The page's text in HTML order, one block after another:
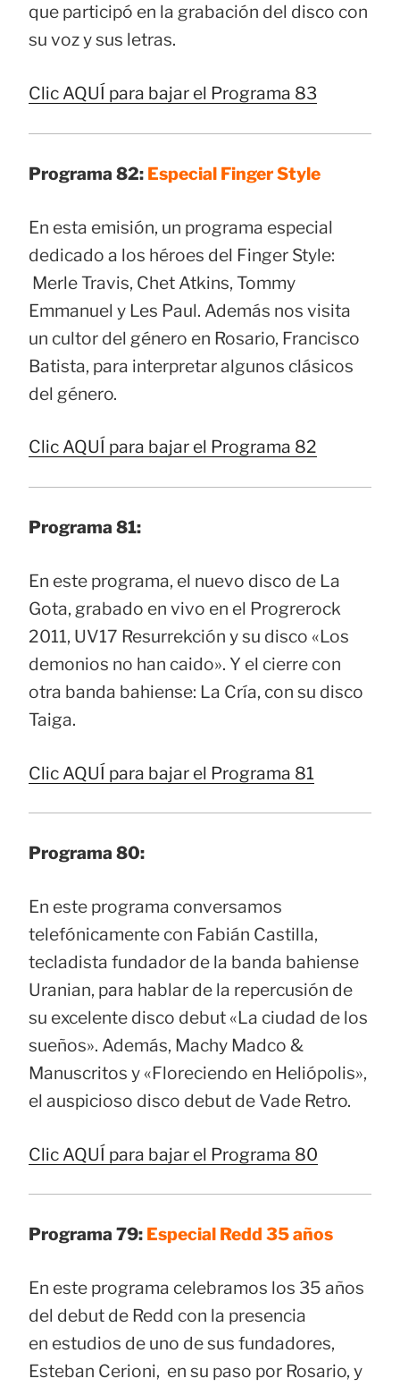
que participó en la grabación del disco con
su voz y sus letras.
Clic AQUÍ para bajar el Programa 83
Programa 82: Especial Finger Style
En esta emisión, un programa especial
dedicado a los héroes del Finger Style:
Merle Travis, Chet Atkins, Tommy
Emmanuel y Les Paul. Además nos visita
un cultor del género en Rosario, Francisco
Batista, para interpretar algunos clásicos
del género.
Clic AQUÍ para bajar el Programa 82
Programa 81:
En este programa, el nuevo disco de La
Gota, grabado en vivo en el Progrerock
2011, UV17 Resurrekción y su disco «Los
demonios no han caido». Y el cierre con
otra banda bahiense: La Cría, con su disco
Taiga.
Clic AQUÍ para bajar el Programa 81
Programa 80:
En este programa conversamos
telefónicamente con Fabián Castilla,
tecladista fundador de la banda bahiense
Uranian, para hablar de la repercusión de
su excelente disco debut «La ciudad de los
sueños». Además, Machy Madco &
Manuscritos y «Floreciendo en Heliópolis»,
el auspicioso disco debut de Vade Retro.
Clic AQUÍ para bajar el Programa 80
Programa 79: Especial Redd 35 años
En este programa celebramos los 35 años
del debut de Redd con la presencia
en estudios de uno de sus fundadores,
Esteban Cerioni, en su paso por Rosario, y